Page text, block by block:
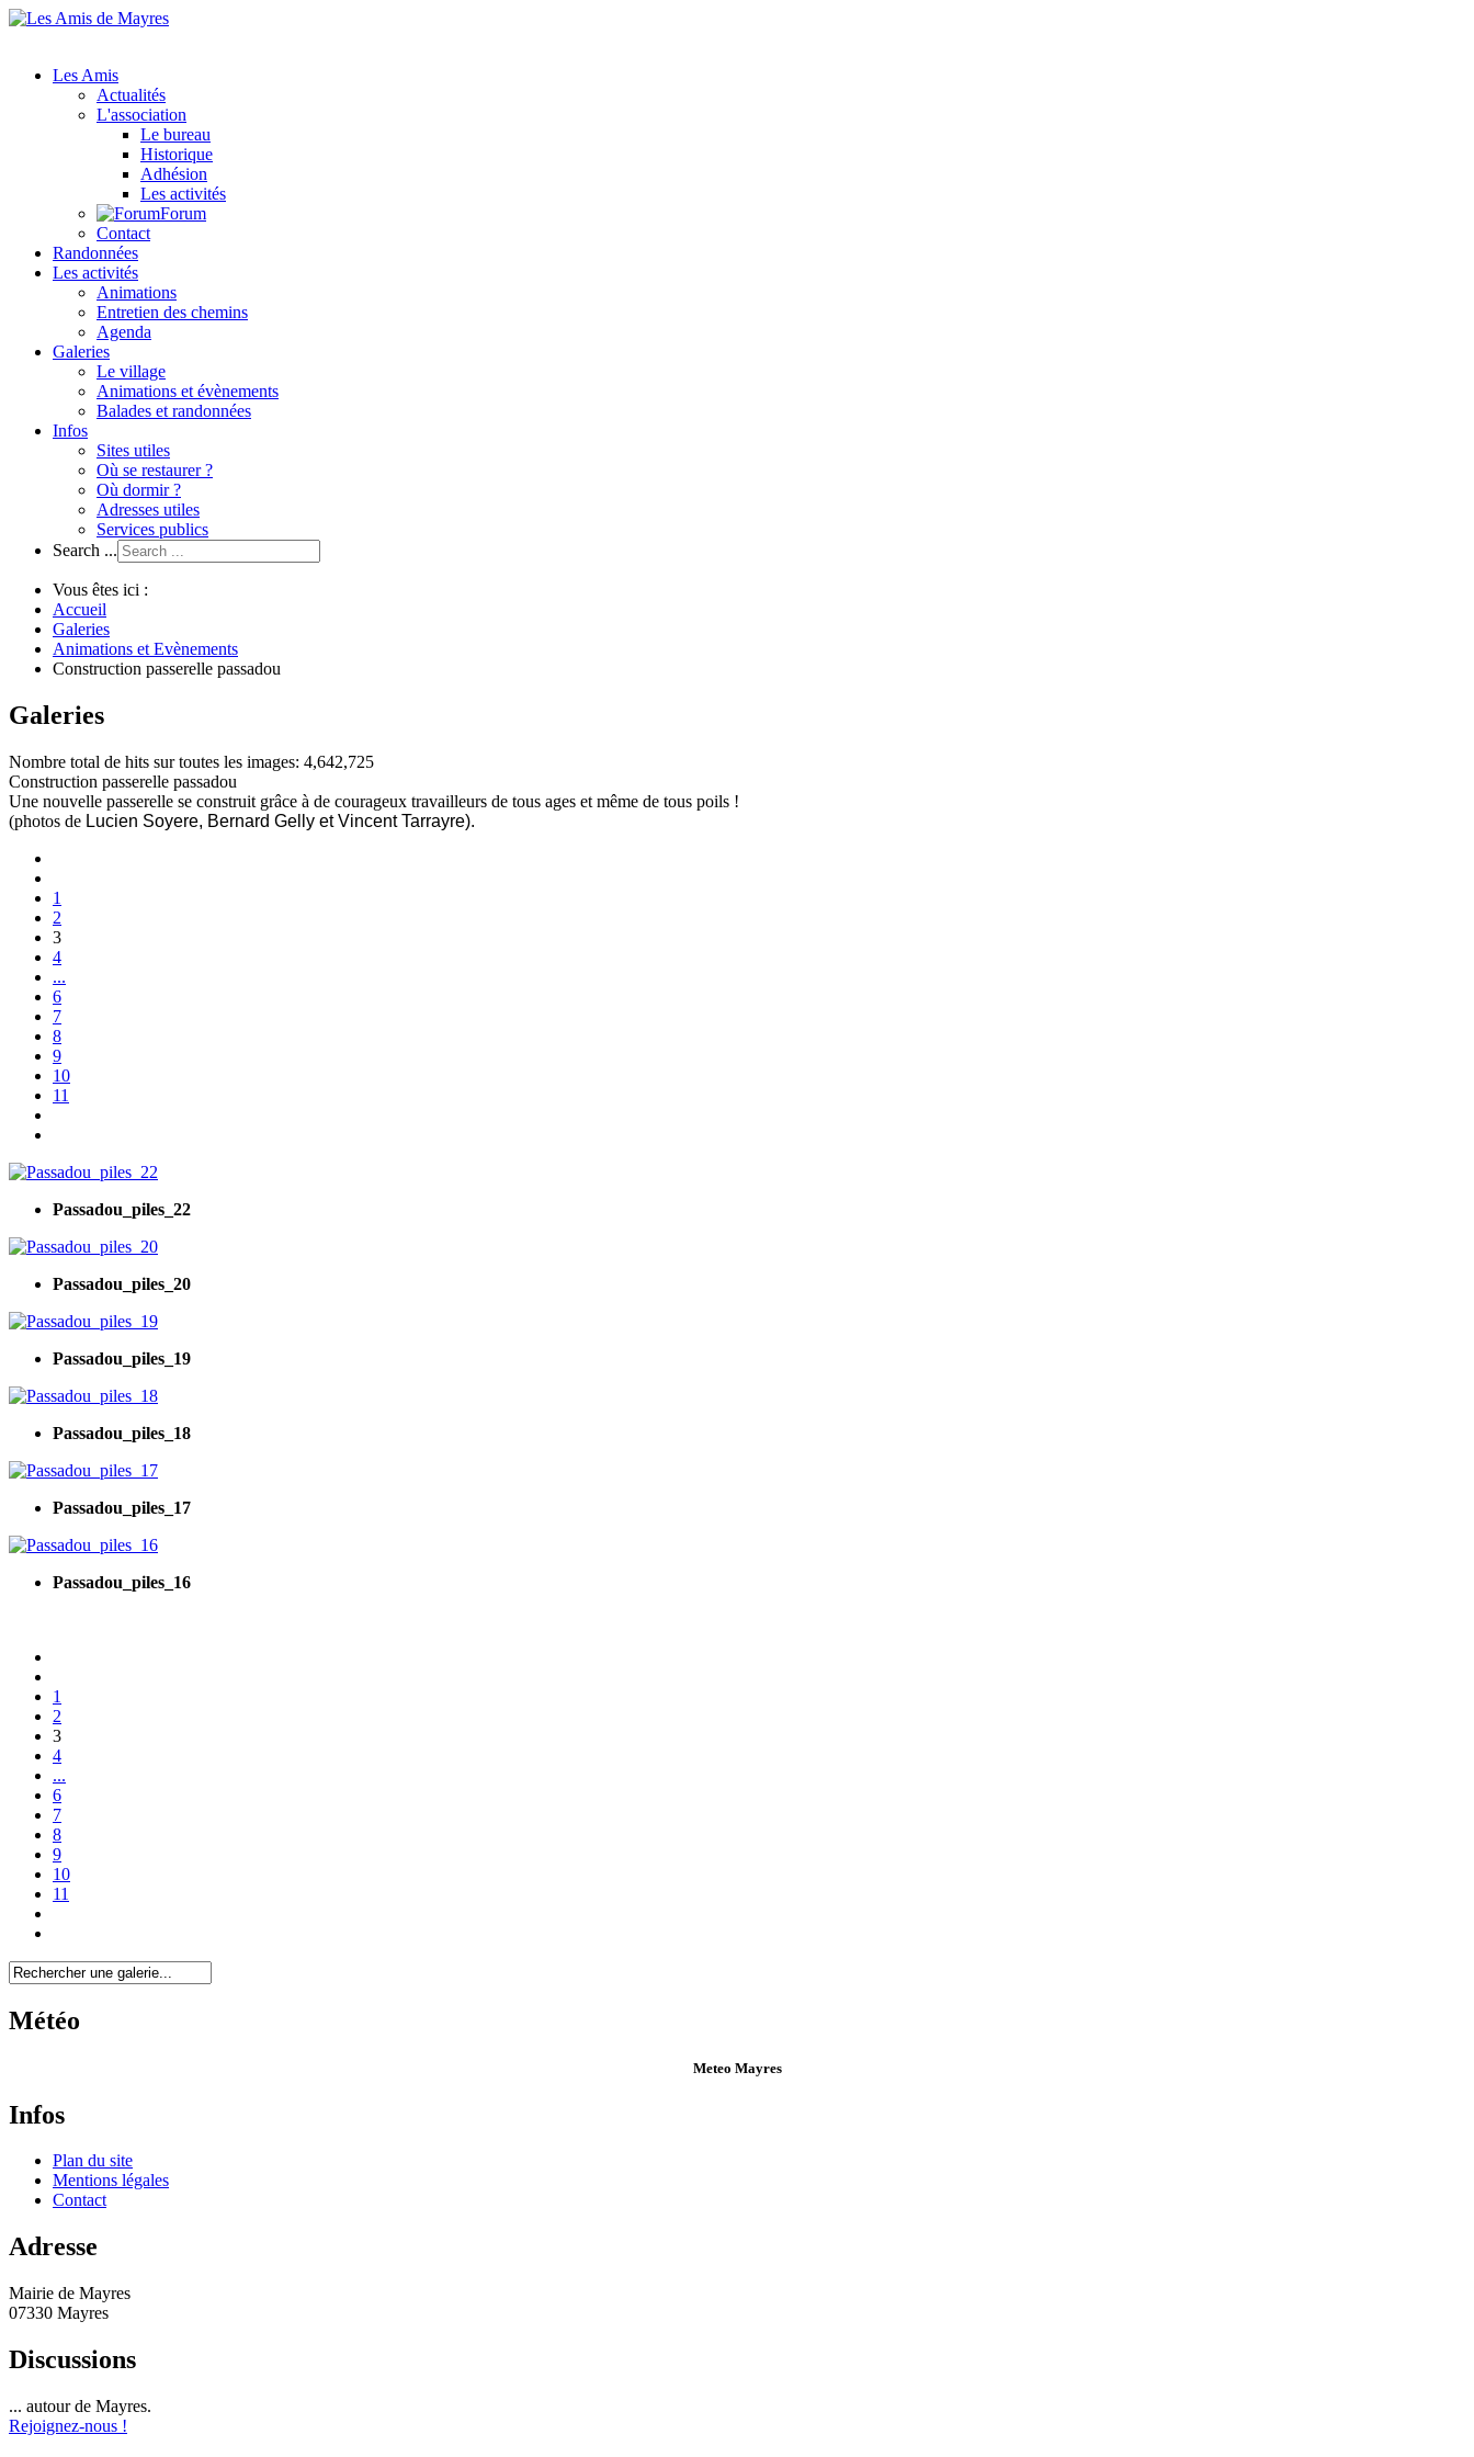
Les Amis
Actualités
L'association
Le bureau
Historique
Adhésion
Les activités
Forum
Contact
Randonnées
Les activités
Animations
Entretien des chemins
Agenda
Galeries
Le village
Animations et évènements
Balades et randonnées
Infos
Sites utiles
Où se restaurer ?
Où dormir ?
Adresses utiles
Services publics
Search ...
Vous êtes ici :
Accueil
Galeries
Animations et Evènements
Construction passerelle passadou
Galeries
Nombre total de hits sur toutes les images: 4,642,725
Construction passerelle passadou
Une nouvelle passerelle se construit grâce à de courageux travailleurs de tous ages et même de tous poils !
(photos de Lucien Soyere, Bernard Gelly et Vincent Tarrayre).
1
2
3
4
...
6
7
8
9
10
11
Passadou_piles_22
Passadou_piles_20
Passadou_piles_19
Passadou_piles_18
Passadou_piles_17
Passadou_piles_16
1
2
3
4
...
6
7
8
9
10
11
Météo
Meteo Mayres
Infos
Plan du site
Mentions légales
Contact
Adresse
Mairie de Mayres
07330 Mayres
Discussions
... autour de Mayres.
Rejoignez-nous !